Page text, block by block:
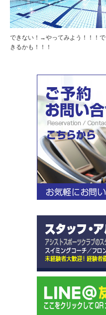
できない！→やってみよう！！！で
きるかも！！！